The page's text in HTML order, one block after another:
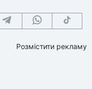
Розмістити рекламу